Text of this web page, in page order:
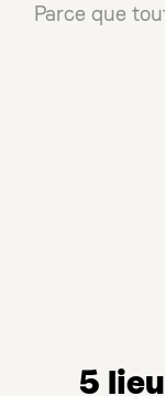
Parce que
5